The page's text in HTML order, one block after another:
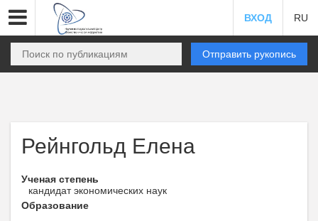
ВХОД RU
Отправить рукопись
Рейнгольд Елена
Ученая степень
кандидат экономических наук
Образование